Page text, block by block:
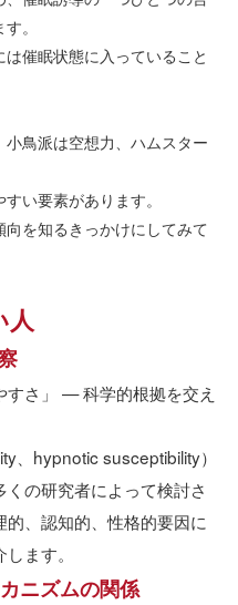
。
催眠状態に入っていること
鳥派は空想力、ハムスター
い要素があります。
を知るきっかけにしてみて
人
さ」 —科学的根拠を交え
、 hypnotic susceptibility）
の研究者によって検討さ
、認知的、性格的要因に
ます。
ニズムの関係